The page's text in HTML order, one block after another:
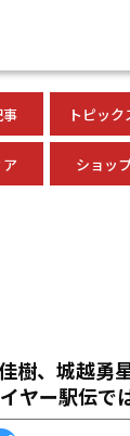
事 トピック
ア ショッ
樹、城越勇
ヤー駅伝で